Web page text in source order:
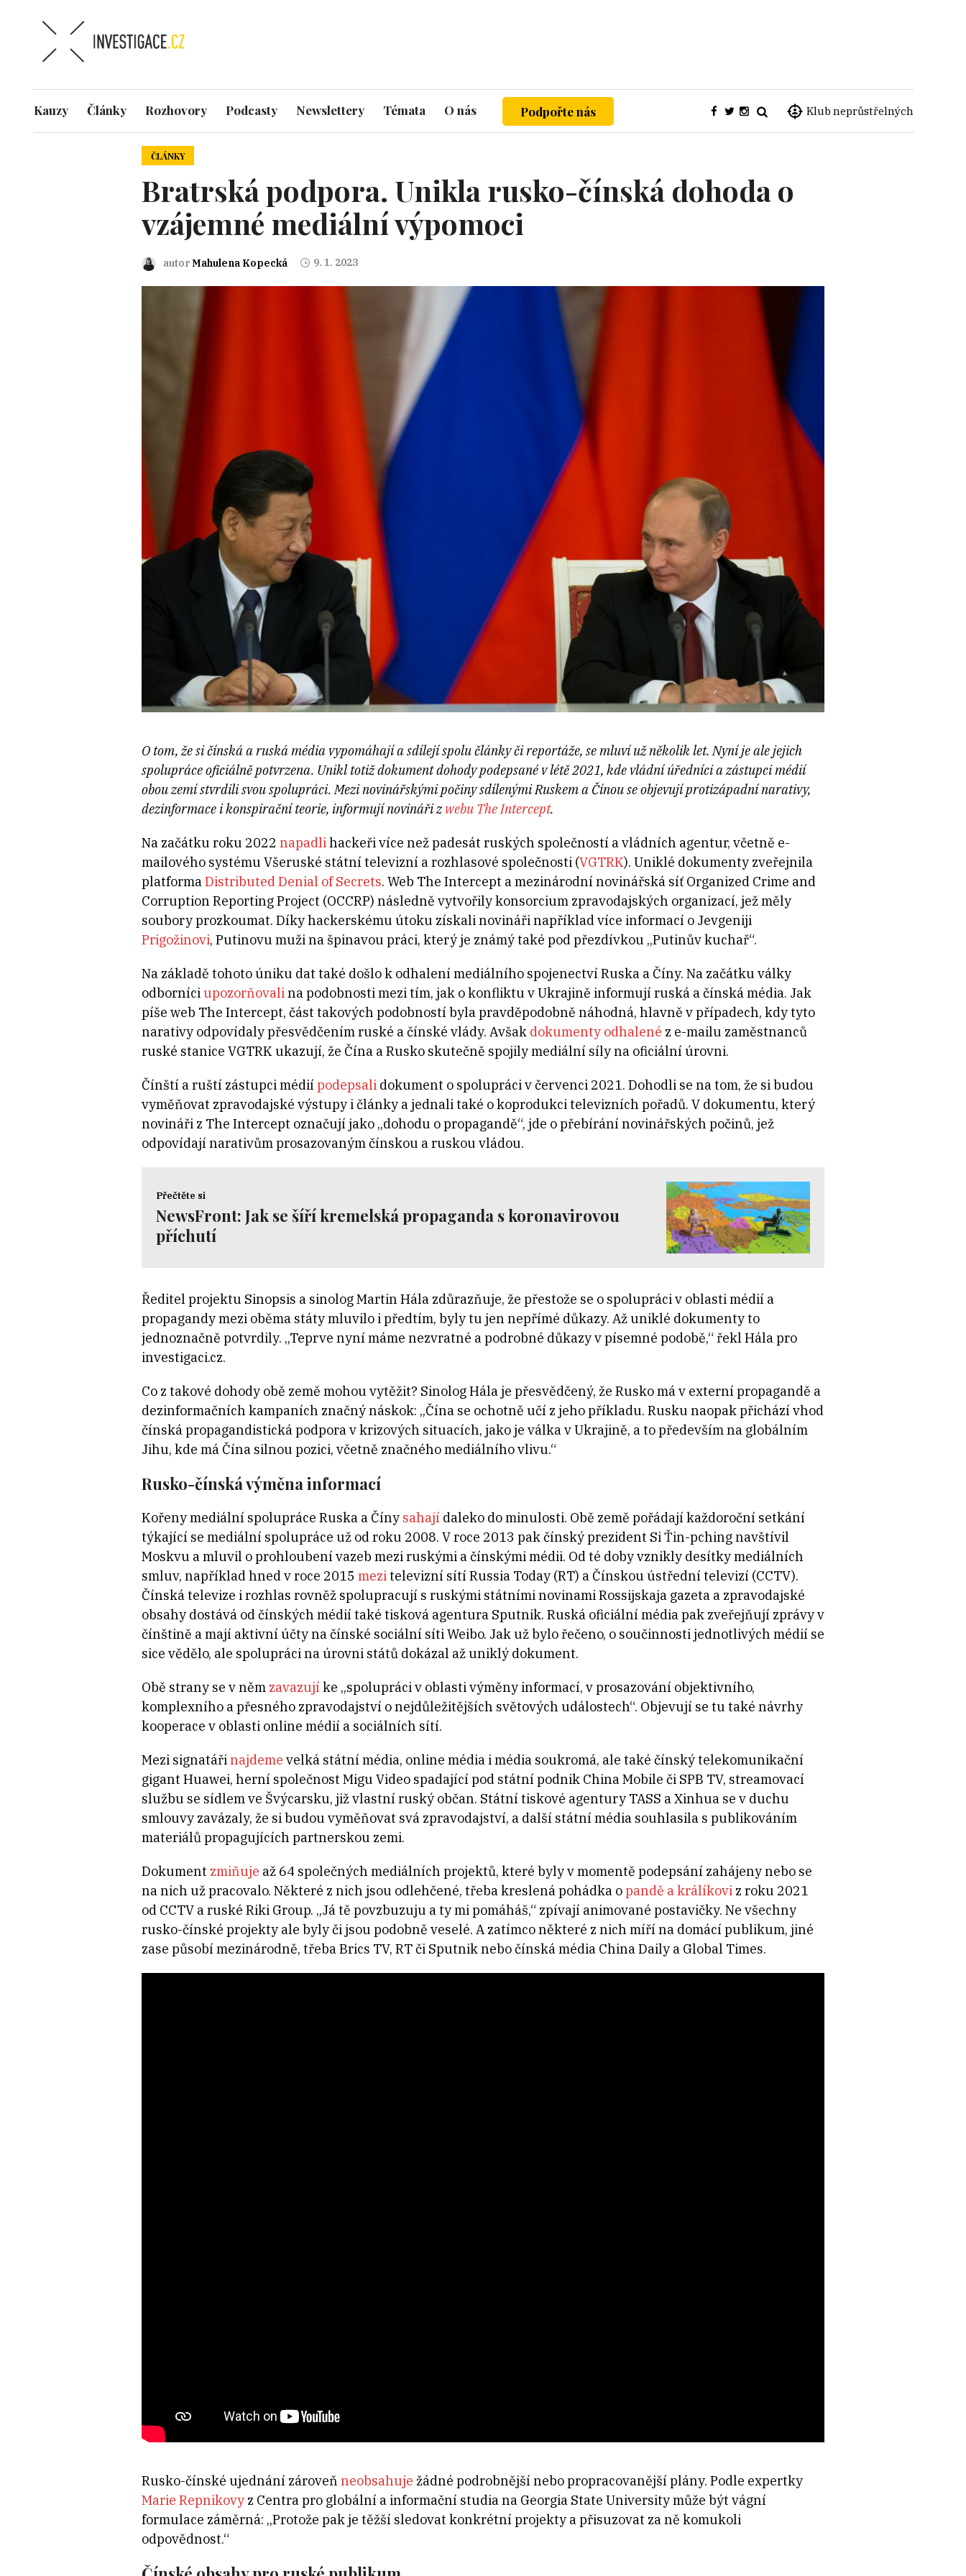
Klub neprůstřelných
Kauzy Články Rozhovory Podcasty Newslettery Témata O nás Podpořte nás
ČLÁNKY
Bratrská podpora. Unikla rusko-čínská dohoda o
vzájemné mediální výpomoci
autorMahulena Kopecká 9. 1. 2023
O tom, že si čínská a ruská média vypomáhají a sdílejí spolu články či reportáže, se mluví už několik let. Nyní je ale jejich
spolupráce oficiálně potvrzena. Unikl totiž dokument dohody podepsané v létě 2021, kde vládní úředníci a zástupci médií
obou zemí stvrdili svou spolupráci. Mezi novinářskými počiny sdílenými Ruskem a Čínou se objevují protizápadní narativy,
dezinformace i konspirační teorie, informují novináři z webu The Intercept.
Na začátku roku 2022 napadlihackeři více než padesát ruských společností a vládních agentur, včetně e-
mailového systému Všeruské státní televizní a rozhlasové společnosti (VGTRK). Uniklé dokumenty zveřejnila
platformaDistributed Denial of Secrets. Web The Intercept a mezinárodní novinářská síť Organized Crime and
Corruption Reporting Project (OCCRP) následně vytvořily konsorcium zpravodajských organizací, jež měly
soubory prozkoumat. Díky hackerskému útoku získali novináři například více informací o Jevgeniji
Prigožinovi, Putinovu muži na špinavou práci, který je známý také pod přezdívkou „Putinův kuchař“.
Na základě tohoto úniku dat také došlo k odhalení mediálního spojenectví Ruska a Číny. Na začátku války
odborníciupozorňovalina podobnosti mezi tím, jak o konfliktu v Ukrajině informují ruská a čínská média. Jak
píše web The Intercept, část takových podobností byla pravděpodobně náhodná, hlavně v případech, kdy tyto
narativy odpovídaly přesvědčením ruské a čínské vlády. Avšak dokumenty odhalené z e-mailu zaměstnanců
ruské stanice VGTRK ukazují, že Čína a Rusko skutečně spojily mediální síly na oficiální úrovni.
Čínští a ruští zástupci médií podepsalidokument o spolupráci v červenci 2021. Dohodli se na tom, že si budou
vyměňovat zpravodajské výstupy i články a jednali také o koprodukci televizních pořadů. V dokumentu, který
novináři z The Intercept označují jako „dohodu o propagandě“, jde o přebírání novinářských počinů, jež
odpovídají narativům prosazovaným čínskou a ruskou vládou.
Přečtěte si
NewsFront: Jak se šíří kremelská propaganda s koronavirovou
příchutí
Ředitel projektu Sinopsis a sinolog Martin Hála zdůrazňuje, že přestože se o spolupráci v oblasti médií a
propagandy mezi oběma státy mluvilo i předtím, byly tu jen nepřímé důkazy. Až uniklé dokumenty to
jednoznačně potvrdily. „Teprve nyní máme nezvratné a podrobné důkazy v písemné podobě,“ řekl Hála pro
investigaci.cz.
Co z takové dohody obě země mohou vytěžit? Sinolog Hála je přesvědčený, že Rusko má v externí propagandě a
dezinformačních kampaních značný náskok: „Čína se ochotně učí z jeho příkladu. Rusku naopak přichází vhod
čínská propagandistická podpora v krizových situacích, jako je válka v Ukrajině, a to především na globálním
Jihu, kde má Čína silnou pozici, včetně značného mediálního vlivu.“
Rusko-čínská výměna informací
Kořeny mediální spolupráce Ruska a Číny sahají daleko do minulosti. Obě země pořádají každoroční setkání
týkající se mediální spolupráce už od roku 2008. V roce 2013 pak čínský prezident Si Ťin-pching navštívil
Moskvu a mluvil o prohloubení vazeb mezi ruskými a čínskými médii. Od té doby vznikly desítky mediálních
smluv, například hned v roce 2015 mezitelevizní sítí Russia Today (RT) a Čínskou ústřední televizí (CCTV).
Čínská televize i rozhlas rovněž spolupracují s ruskými státními novinami Rossijskaja gazeta a zpravodajské
obsahy dostává od čínských médií také tisková agentura Sputnik. Ruská oficiální média pak zveřejňují zprávy v
čínštině a mají aktivní účty na čínské sociální síti Weibo. Jak už bylo řečeno, o součinnosti jednotlivých médií se
sice vědělo, ale spolupráci na úrovni států dokázal až uniklý dokument.
Obě strany se v něm zavazují ke „spolupráci v oblasti výměny informací, v prosazování objektivního,
komplexního a přesného zpravodajství o nejdůležitějších světových událostech“. Objevují se tu také návrhy
kooperace v oblasti online médií a sociálních sítí.
Mezi signatářinajdeme velká státní média, online média i média soukromá, ale také čínský telekomunikační
gigant Huawei, herní společnost Migu Video spadající pod státní podnik China Mobile či SPB TV, streamovací
službu se sídlem ve Švýcarsku, již vlastní ruský občan. Státní tiskové agentury TASS a Xinhua se v duchu
smlouvy zavázaly, že si budou vyměňovat svá zpravodajství, a další státní média souhlasila s publikováním
materiálů propagujících partnerskou zemi.
Dokument zmiňuje až 64 společných mediálních projektů, které byly v momentě podepsání zahájeny nebo se
na nich už pracovalo. Některé z nich jsou odlehčené, třeba kreslená pohádka opandě a králíkoviz roku 2021
od CCTV a ruské Riki Group. „Já tě povzbuzuju a ty mi pomáháš,“ zpívají animované postavičky. Ne všechny
rusko-čínské projekty ale byly či jsou podobně veselé. A zatímco některé z nich míří na domácí publikum, jiné
zase působí mezinárodně, třeba Brics TV, RT či Sputnik nebo čínská média China Daily a Global Times.
Rusko-čínské ujednání zároveň neobsahuje žádné podrobnější nebo propracovanější plány. Podle expertky
Marie Repnikovyz Centra pro globální a informační studia na Georgia State University může být vágní
formulace záměrná: „Protože pak je těžší sledovat konkrétní projekty a přisuzovat za ně komukoli
odpovědnost.“